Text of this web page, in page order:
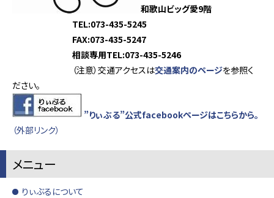
和歌山ビッグ愛9階
TEL:073-435-5245
FAX:073-435-5247
相談専用TEL:073-435-5246
（注意）交通アクセスは交通案内のページを参照く
ださい。
”りぃぶる”公式facebookページはこちらから。
（外部リンク）
メニュー
りぃぶるについて